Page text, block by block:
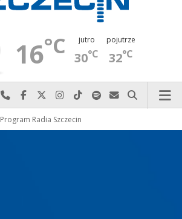
16°C jutro
30°C
pojutrze
32°C
Najlepiej po prostu do nas zadzwoń
Odwiedź nas na Facebook-u
Odwiedź nas na X
Odwiedź nas na Instagram-ie
Odwiedź nas na TikTok-u
Szukaj nas na Spotify
Wyślij do nas
Szukaj
Program Radia Szczecin